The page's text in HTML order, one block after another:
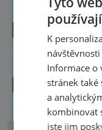
K
Informace o
stránek
a
kombinovat
jste jim